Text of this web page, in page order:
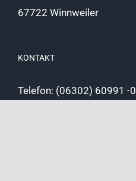
67722 Winnweiler
KONTAKT
Telefon: (06302) 60991 -0